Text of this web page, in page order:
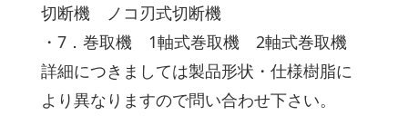
切断機 ノコ刃式切断機
・7．巻取機 1軸式巻取機 2軸式巻取機
詳細につきましては製品形状・仕様樹脂に
より異なりますので問い合わせ下さい。